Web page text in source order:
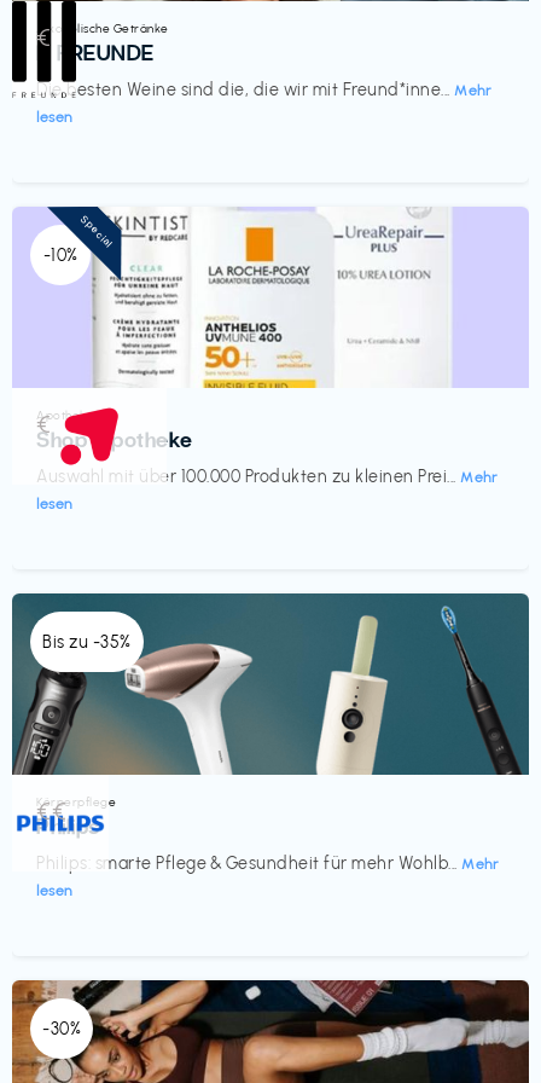
Alkoholische Getränke
III FREUNDE
Die besten Weine sind die, die wir mit Freund*inne... Mehr
lesen
€‎
-10%
Apotheke
Shop Apotheke
Auswahl mit über 100.000 Produkten zu kleinen Prei... Mehr
lesen
€‎
Special
Bis zu -35%
Körperpflege
Philips
Philips: smarte Pflege & Gesundheit für mehr Wohlb... Mehr
lesen
€€‎
-30%